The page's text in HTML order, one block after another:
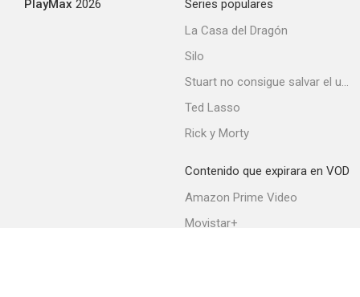
PlayMax 2026
Series populares
La Casa del Dragón
Silo
Stuart no consigue salvar el universo
Ted Lasso
Rick y Morty
Contenido que expirara en VOD
Amazon Prime Video
Movistar+